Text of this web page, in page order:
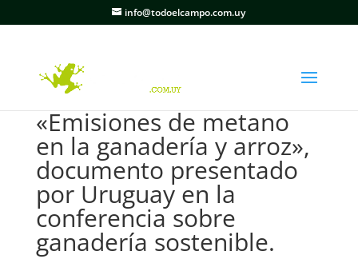
info@todoelcampo.com.uy
«Emisiones de metano
en la ganadería y arroz»,
documento presentado
por Uruguay en la
conferencia sobre
ganadería sostenible.